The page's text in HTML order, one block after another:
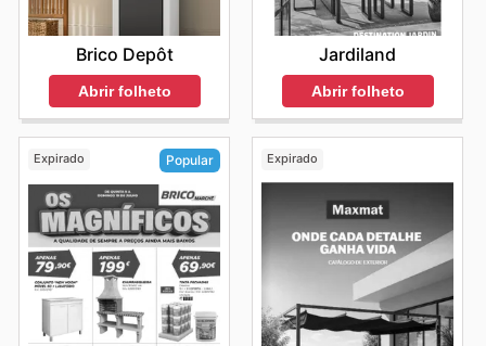
Brico Depôt
Abrir folheto
Jardiland
Abrir folheto
Expirado Popular Expirado